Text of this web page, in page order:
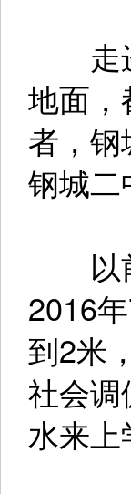
走进
地面
者，
钢城
以前
2016
到2米
社会调
水来上